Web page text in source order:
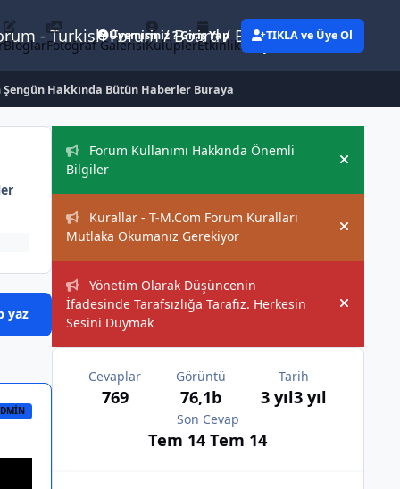
- Turkish Forum / Board / Blog
BloglarFotoğraf GalerisiKulüplerEtkinliklerEylemler
Üyemisiniz ? Giriş Yap TIKLA ve Üye Ol
Hakkında Bütün Haberler Buraya
yaz
Duyurular
Forum Kullanımı Hakkında Önemli
Bilgiler
Hide
Kurallar - T-M.Com Forum Kuralları
Mutlaka Okumanız Gerekiyor
Hide
Yönetim Olarak Düşüncenin
İfadesinde Tarafsızlığa Tarafız. Herkesin
Sesini Duymak
Hide
Cevaplar
769
Görüntü
76,1b
Tarih
3 yıl3 yıl
Son Cevap
Tem 14Tem 14